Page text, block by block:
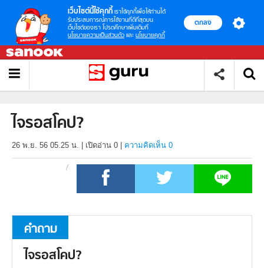
เว็บไซต์นี้ใช้คุกกี้ เราใช้คุกกี้เพื่อให้ท่านได้
รับประสบการณ์การใช้งานที่ดีที่สุดบน
เว็บไซต์ของเรา โปรดศึกษาเพิ่มเติมที่
นโยบายความเป็นส่วนตัว และ นโยบายคุกกี้
ตกลง
ไจรอสโคป?
26 พ.ย. 56 05.25 น. เปิดอ่าน 0 ความคิดเห็น 0
คำถาม
ไจรอสโคป?